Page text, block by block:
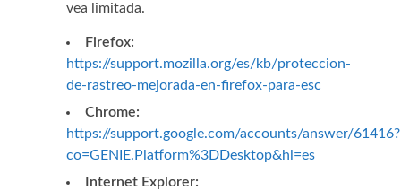
vea limitada.
Firefox:
https://support.mozilla.org/es/kb/proteccion-
de-rastreo-mejorada-en-firefox-para-esc
Chrome:
https://support.google.com/accounts/answer/61416?
co=GENIE.Platform%3DDesktop&hl=es
Internet Explorer: